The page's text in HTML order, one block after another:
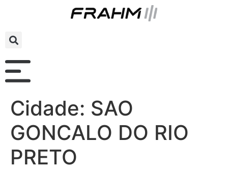
Cidade: SAO
GONCALO DO RIO
PRETO